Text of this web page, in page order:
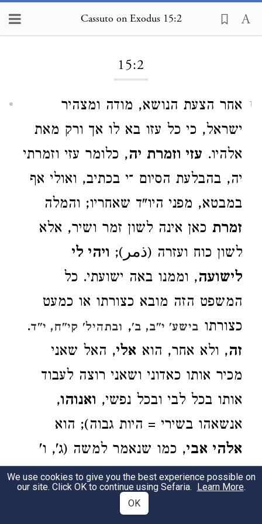
Cassuto on Exodus 15:2
15:2
1
אחר הצעת הנושא, מודה ומצהיר
ישראל, כי כל עזו בא לו אך ורק מאת
אלהיו. עזי וזמרת יה, כלומר עזי וזמרתי
יה, בהבלעת הסיום ־י בכתיב, ואולי אף
במבטא, מפני היו"ד שאחריו; והמלה
זמרת כאן אינה לשון זמר ושיר, אלא
לשון כוח ועזרה (ذمر); ויהי לי
לישועה, וממנו באה ישועתי. כל
המשפט הזה מובא כצורתו או כמעט
כצורתו בישע' י"ב, ב', ובתהיל' קי"ח, י"ד.
זה, ולא אחר, הוא אלי, האל שאני
מכיר אותו כאדוני ושאני רוצה לעבוד
אותו בכל לבי ובכל נפשי, ואנוהו,
אנשאהו בשירי = היות גבוה); הוא
אלהי אבי, כמו שנאמר למשה (ג', ו'
ואילך),וארוממנהו, תקבולת ברורה אל
We use cookies to give you the best experience possible on
our site. Click OK to continue using Sefaria. Learn More.
OK